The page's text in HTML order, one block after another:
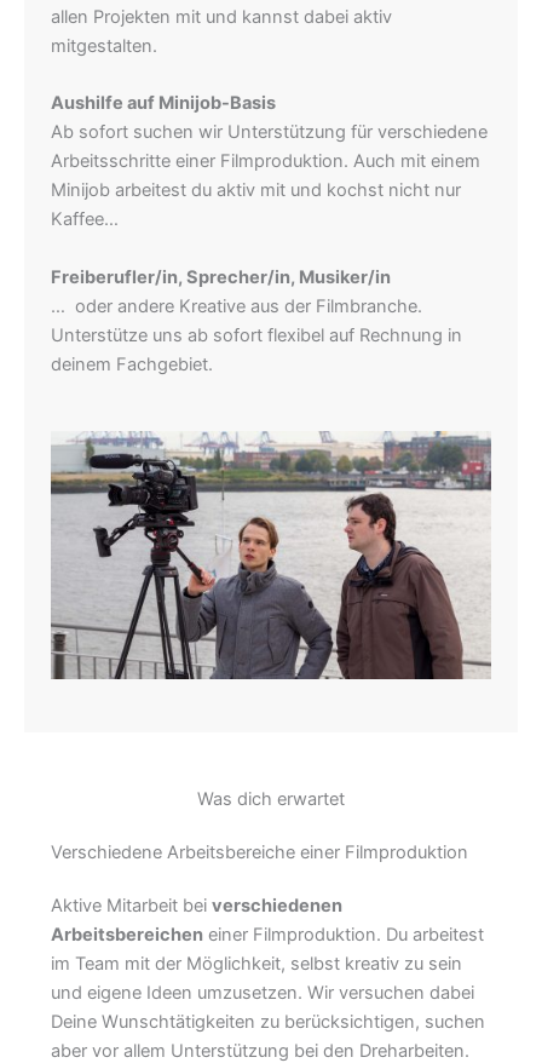
allen Projekten mit und kannst dabei aktiv
mitgestalten.
Aushilfe auf Minijob-Basis
Ab sofort suchen wir Unterstützung für verschiedene
Arbeitsschritte einer Filmproduktion. Auch mit einem
Minijob arbeitest du aktiv mit und kochst nicht nur
Kaffee…
Freiberufler/in, Sprecher/in, Musiker/in
… oder andere Kreative aus der Filmbranche.
Unterstütze uns ab sofort flexibel auf Rechnung in
deinem Fachgebiet.
Was dich erwartet
Verschiedene Arbeitsbereiche einer Filmproduktion
Aktive Mitarbeit bei verschiedenen
Arbeitsbereicheneiner Filmproduktion. Du arbeitest
im Team mit der Möglichkeit, selbst kreativ zu sein
und eigene Ideen umzusetzen. Wir versuchen dabei
Deine Wunschtätigkeiten zu berücksichtigen, suchen
aber vor allem Unterstützung bei den Dreharbeiten.